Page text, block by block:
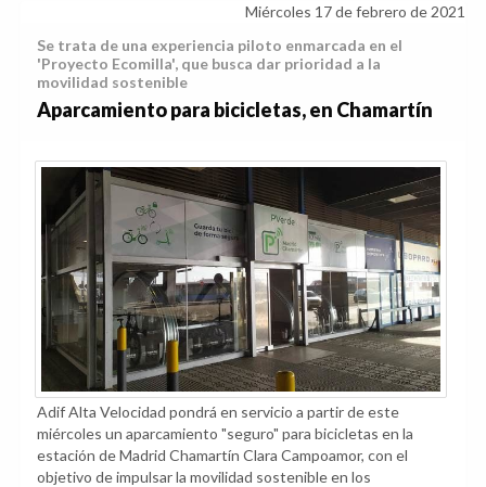
Miércoles 17 de febrero de 2021
Se trata de una experiencia piloto enmarcada en el
'Proyecto Ecomilla', que busca dar prioridad a la
movilidad sostenible
Aparcamiento para bicicletas, en Chamartín
Adif Alta Velocidad pondrá en servicio a partir de este
miércoles un aparcamiento "seguro" para bicicletas en la
estación de Madrid Chamartín Clara Campoamor, con el
objetivo de impulsar la movilidad sostenible en los